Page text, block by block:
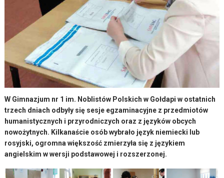
W Gimnazjum nr 1 im. Noblistów Polskich w Gołdapi w ostatnich
trzech dniach odbyły się sesje egzaminacyjne z przedmiotów
humanistycznych i przyrodniczych oraz z języków obcych
nowożytnych. Kilkanaście osób wybrało język niemiecki lub
rosyjski, ogromna większość zmierzyła się z językiem
angielskim w wersji podstawowej i rozszerzonej.